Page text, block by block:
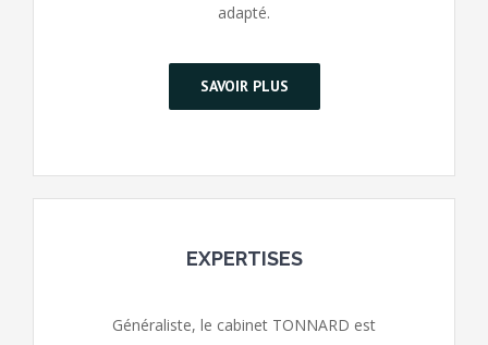
adapté.
SAVOIR PLUS
EXPERTISES
Généraliste, le cabinet TONNARD est